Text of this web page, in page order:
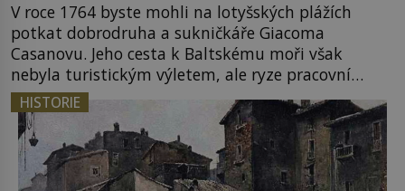
V roce 1764 byste mohli na lotyšských plážích
potkat dobrodruha a sukničkáře Giacoma
Casanovu. Jeho cesta k Baltskému moři však
nebyla turistickým výletem, ale ryze pracovní
cestou se zištnými úmysly. Jaký cíl Casanova
sledoval, když se například procházel uličkami
lotyšské Rigy? Casanova v Pobaltí kontaktoval
tamní zednářské lóže. Nebyl v této oblasti žádným
nováčkem, protože do zednářské […]
HISTORIE